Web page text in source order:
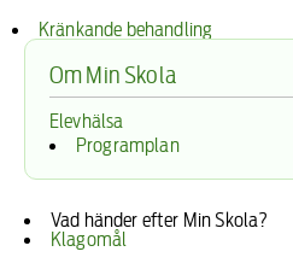
Om Min Skola
Elevhälsa
Programplan
Vad händer efter Min Skola?
Klagomål
Kränkande behandling